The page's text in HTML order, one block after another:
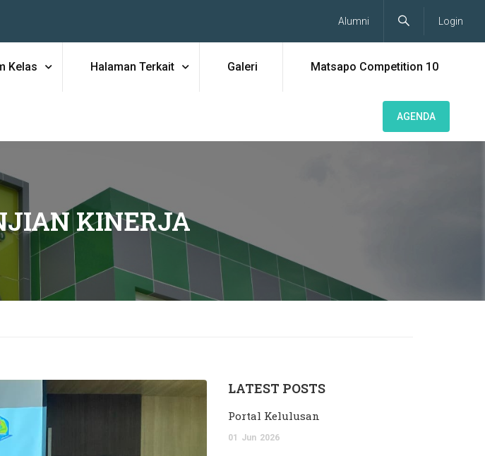
Alumni Login
Kelas Halaman Terkait Galeri Matsapo Competition 10
AGENDA
KINERJA
LATEST POSTS
Portal Kelulusan
01 Jun 2026